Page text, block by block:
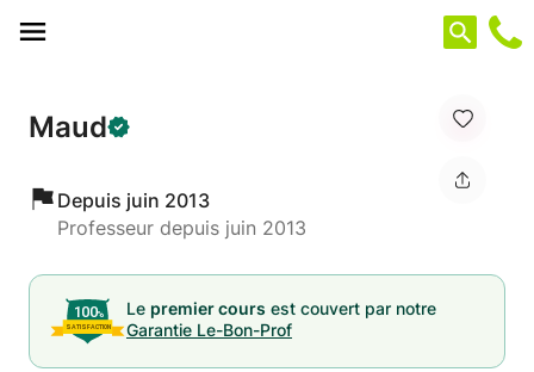
Maud
Depuis juin 2013
Professeur depuis juin 2013
Le premier cours est couvert par notre
Garantie Le-Bon-Prof